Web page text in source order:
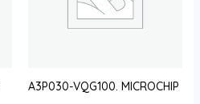
A3P030-VQG100. MICROCHIP